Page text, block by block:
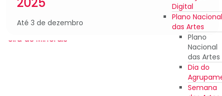
Digital
Plano Nacional
das Artes
Plano
Nacional
das Artes
Dia do
Semana
Até 3 de dezembro